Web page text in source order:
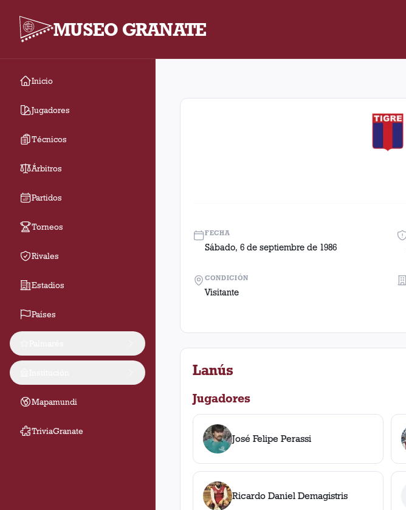
MUSEO GRANATE
Inicio
Jugadores
Técnicos
Árbitros
Partidos
Torneos
Rivales
Estadios
Países
Mapamundi
TriviaGranate
Fecha 9. Partido entre Lanús y Tigre disputado el
FECHA
Sábado, 6 de septiembre de 1986
CONDICIÓN
Visitante
Lanús
Jugadores
José Felipe Perassi
Ricardo Daniel Demagistris